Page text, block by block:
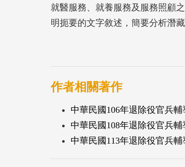
就醫服務、就養服務及服務照顧
明扼要的文字敘述，簡要分析潛
作者相關著作
中華民國106年退除役官兵
中華民國108年退除役官兵
中華民國113年退除役官兵